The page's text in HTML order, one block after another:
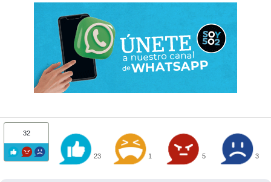
32
23 1 5 3